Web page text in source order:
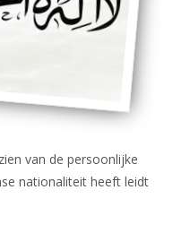
van de persoonlijke
nationaliteit heeft leidt